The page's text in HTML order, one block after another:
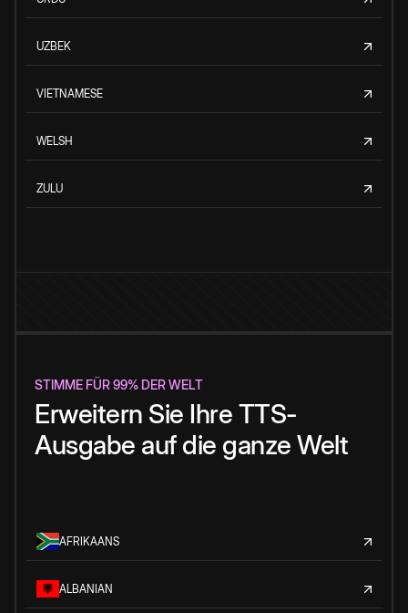
UZBEK
VIETNAMESE
WELSH
ZULU
STIMME FÜR 99% DER WELT
Erweitern Sie Ihre TTS-
Ausgabe auf die ganze Welt
AFRIKAANS
ALBANIAN